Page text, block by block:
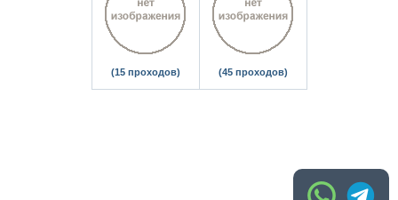
(15 проходов) (45 проходов)